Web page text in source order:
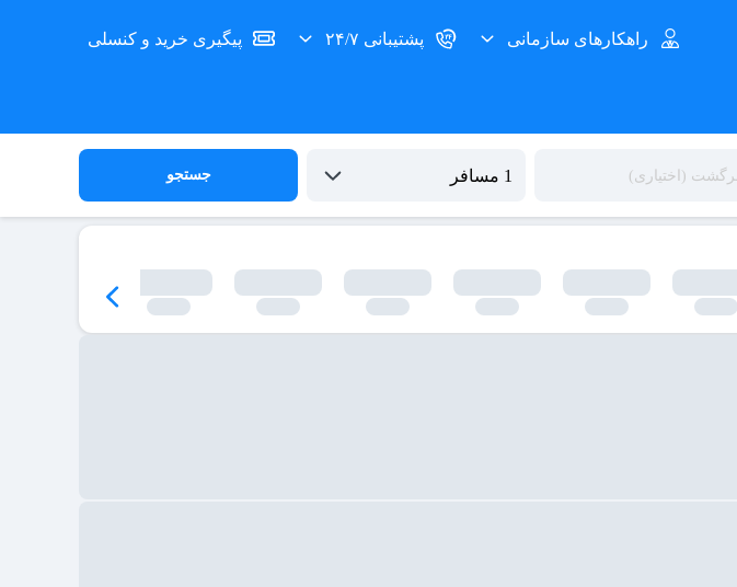
راهکارهای سازمانی پشتیبانی ۲۴/۷ پیگیری خرید و کنسلی
جستجو